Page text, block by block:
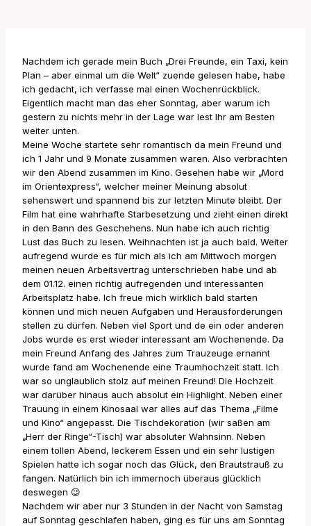
Nachdem ich gerade mein Buch „Drei Freunde, ein Taxi, kein
Plan – aber einmal um die Welt“ zuende gelesen habe, habe
ich gedacht, ich verfasse mal einen Wochenrückblick.
Eigentlich macht man das eher Sonntag, aber warum ich
gestern zu nichts mehr in der Lage war lest Ihr am Besten
weiter unten.
Meine Woche startete sehr romantisch da mein Freund und
ich 1 Jahr und 9 Monate zusammen waren. Also verbrachten
wir den Abend zusammen im Kino. Gesehen habe wir „Mord
im Orientexpress“, welcher meiner Meinung absolut
sehenswert und spannend bis zur letzten Minute bleibt. Der
Film hat eine wahrhafte Starbesetzung und zieht einen direkt
in den Bann des Geschehens. Nun habe ich auch richtig
Lust das Buch zu lesen. Weihnachten ist ja auch bald. Weiter
aufregend wurde es für mich als ich am Mittwoch morgen
meinen neuen Arbeitsvertrag unterschrieben habe und ab
dem 01.12. einen richtig aufregenden und interessanten
Arbeitsplatz habe. Ich freue mich wirklich bald starten
können und mich neuen Aufgaben und Herausforderungen
stellen zu dürfen. Neben viel Sport und de ein oder anderen
Jobs wurde es erst wieder interessant am Wochenende. Da
mein Freund Anfang des Jahres zum Trauzeuge ernannt
wurde fand am Wochenende eine Traumhochzeit statt. Ich
war so unglaublich stolz auf meinen Freund! Die Hochzeit
war darüber hinaus auch absolut ein Highlight. Neben einer
Trauung in einem Kinosaal war alles auf das Thema „Filme
und Kino“ angepasst. Die Tischdekoration (wir saßen am
„Herr der Ringe“-Tisch) war absoluter Wahnsinn. Neben
einem tollen Abend, leckerem Essen und ein sehr lustigen
Spielen hatte ich sogar noch das Glück, den Brautstrauß zu
fangen. Natürlich bin ich immernoch überaus glücklich
deswegen 😉
Nachdem wir aber nur 3 Stunden in der Nacht von Samstag
auf Sonntag geschlafen haben, ging es für uns am Sonntag